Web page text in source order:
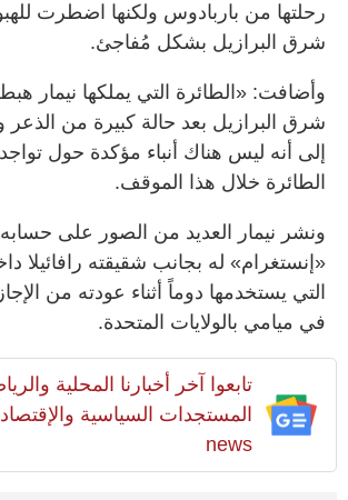
رحلتها من باربادوس ولكنها اضطرت
شرق البرازيل بشكل مُفاجئ.
وأضافت: «الطائرة التي يملكها نيمار
شرق البرازيل بعد حالة كبيرة من الذعر
إلى أنه ليس هناك أنباء مؤكدة حول
الطائرة خلال هذا الموقف.
ونشر نيمار العديد من الصور على
«إنستغرام» له بجانب شقيقته رافائيلا
التي يستخدمها دوماً أثناء عودته من
في ميامي بالولايات المتحدة.
تابعوا آخر أخبارنا المحلية
news